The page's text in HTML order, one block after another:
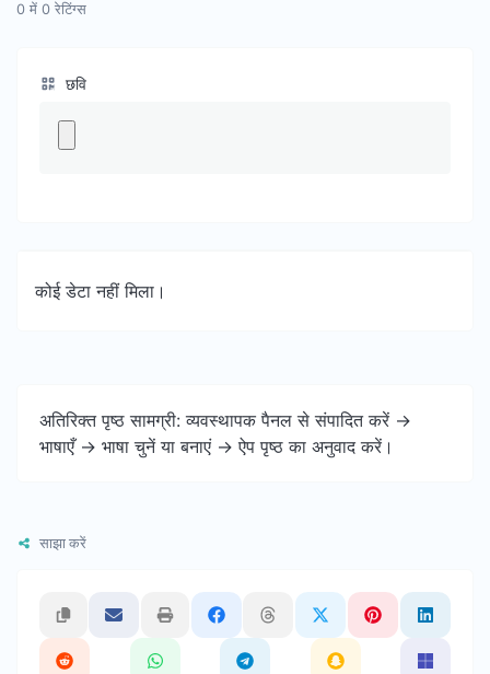
0 में 0 रेटिंग्स
छवि
कोई डेटा नहीं मिला।
अतिरिक्त पृष्ठ सामग्री: व्यवस्थापक पैनल से संपादित करें ->
भाषाएँ -> भाषा चुनें या बनाएं -> ऐप पृष्ठ का अनुवाद करें।
साझा करें